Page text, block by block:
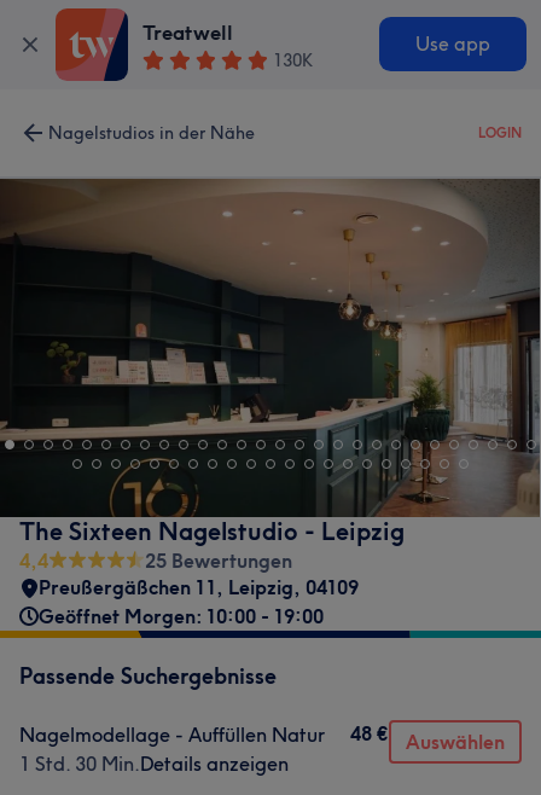
Treatwell
130K
Use app
Nagelstudios in der Nähe LOGIN
The Sixteen Nagelstudio - Leipzig
4,4
25 Bewertungen
Preußergäßchen 11, Leipzig, 04109
Geöffnet Morgen: 10:00 - 19:00
Passende Suchergebnisse
Nagelmodellage - Auffüllen Natur
1 Std. 30 Min.Details anzeigen
48 € Auswählen